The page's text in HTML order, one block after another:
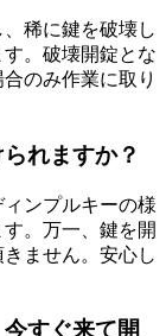
稀に鍵を破壊し
。破壊開錠とな
のみ作業に取り
れますか？
ンプルキーの様
。万一、鍵を開
ません。安心し
すぐ来て開